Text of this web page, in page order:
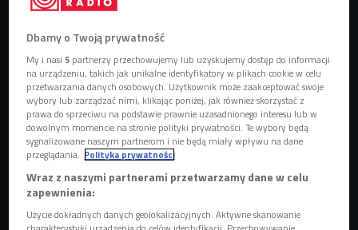
Ludzkość od lat chce zrozumieć głosy zwierząt i
komunikować się z nimi.
Pojawiają się próby stworzenia translatorów
zwierzęcego języka.
Tu pomocne mogą być: bioakustyka i sztuczna
inteligencja.
Zadaniem bioakustyki jest wykrycie, jakie
informacje zawiera wydany dźwięk. Tu liczą się
wzorce zbadane i wprowadzone przez człowieka.
Inną drogę do zrozumienia zwierząt wybrała
Dbamy o Twoją prywatność
My i nasi 5 partnerzy przechowujemy lub uzyskujemy dostęp do informacji
na urządzeniu, takich jak unikalne identyfikatory w plikach cookie w celu
przetwarzania danych osobowych. Użytkownik może zaakceptować swoje
wybory lub zarządzać nimi, klikając poniżej, jak również skorzystać z
prawa do sprzeciwu na podstawie prawnie uzasadnionego interesu lub w
dowolnym momencie na stronie polityki prywatności. Te wybory będą
sygnalizowane naszym partnerom i nie będą miały wpływu na dane
przeglądania.
Polityka prywatności
Wraz z naszymi partnerami przetwarzamy dane w celu
zapewnienia:
Użycie dokładnych danych geolokalizacyjnych. Aktywne skanowanie